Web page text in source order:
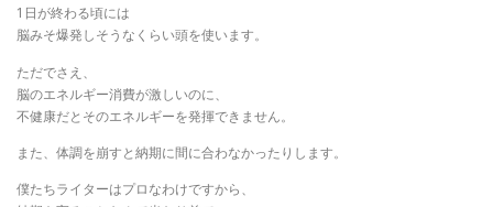
1日が終わる頃には
脳みそ爆発しそうなくらい頭を使います。
ただでさえ、
脳のエネルギー消費が激しいのに、
不健康だとそのエネルギーを発揮できません。
また、体調を崩すと納期に間に合わなかったりします。
僕たちライターはプロなわけですから、